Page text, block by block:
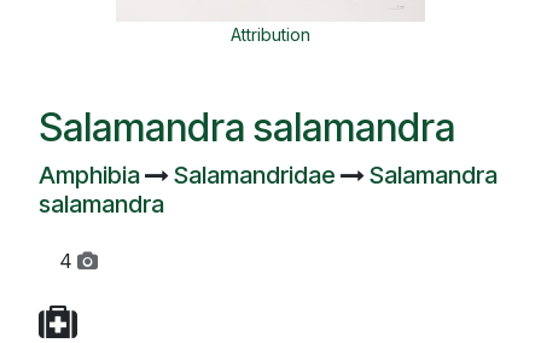
Attribution
Salamandra salamandra
Amphibia Salamandridae
Salamandra
salamandra
4